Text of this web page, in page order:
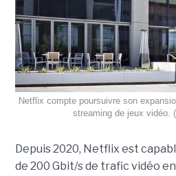
Netflix compte poursuivre son
streaming de jeux vidéo.
Depuis 2020, Netflix est
de 200 Gbit/s de trafic vidéo